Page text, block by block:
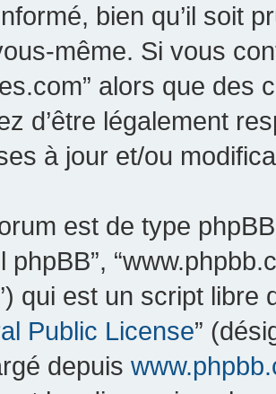
bien qu’il soit
même. Si vous
alors que des
d’être légalement
à jour et/ou
est de type phpBB
phpBB”,
qui est un script
Public License”
depuis